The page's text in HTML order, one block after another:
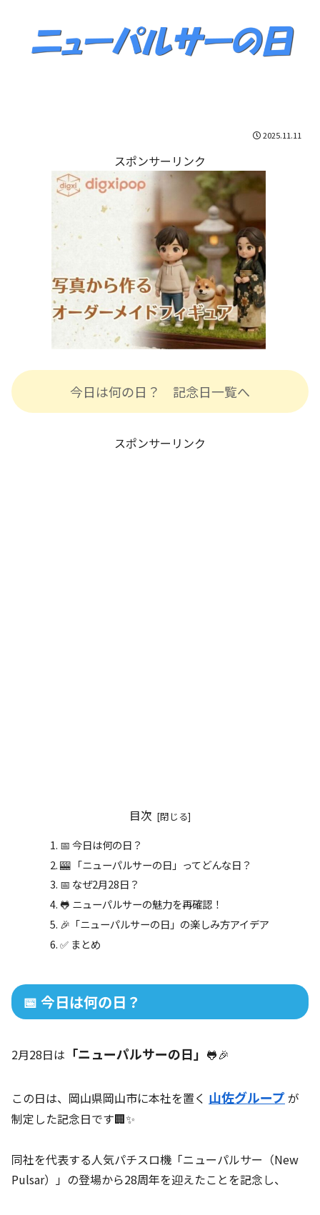
2025.11.11
スポンサーリンク
今日は何の日？ 記念日一覧へ
スポンサーリンク
目次
📅 今日は何の日？
🎰 「ニューパルサーの日」ってどんな日？
📅 なぜ2月28日？
🐸 ニューパルサーの魅力を再確認！
🎉「ニューパルサーの日」の楽しみ方アイデア
✅ まとめ
📅 今日は何の日？
2月28日は 「ニューパルサーの日」 🐸🎉
この日は、岡山県岡山市に本社を置く 山佐グループ が
制定した記念日です🏢✨
同社を代表する人気パチスロ機「ニューパルサー（New
Pulsar）」の登場から28周年を迎えたことを記念し、